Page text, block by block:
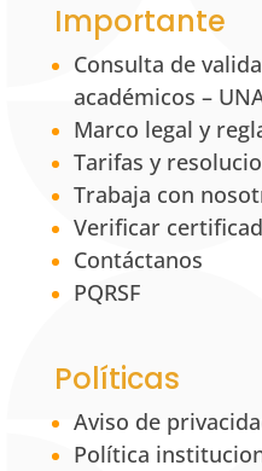
Importante
Consulta de
académicos –
Marco legal y
Tarifas y
Trabaja con
Verificar
Contáctanos
PQRSF
Políticas
Aviso de
Política